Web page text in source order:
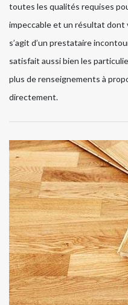
toutes les qualités requises
impeccable et un résultat dont
s’agit d’un prestataire
satisfait aussi bien les
plus de renseignements à
directement.